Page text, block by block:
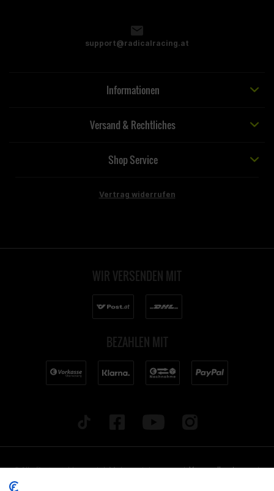
support@radicalracing.at
Informationen
Versand & Rechtliches
Shop Service
Vertrag widerrufen
WIR VERSENDEN MIT
BEZAHLEN MIT
* Alle Preise inkl. gesetzl. Mehrwertsteuer zzgl.Versandkostenund